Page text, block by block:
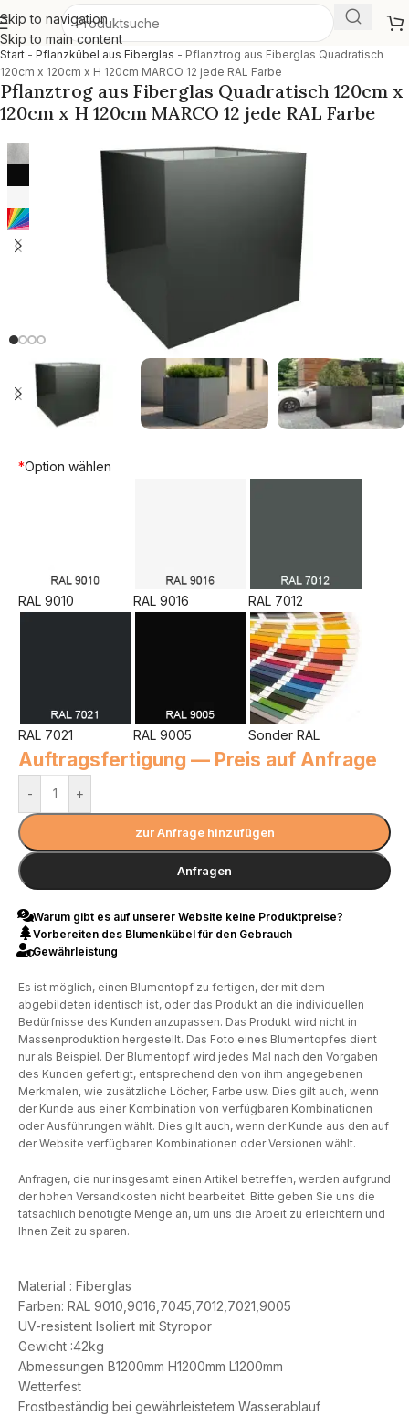
Skip to navigation
Skip to main content
Start - Pflanzkübel aus Fiberglas - Pflanztrog aus Fiberglas Quadratisch
120cm x 120cm x H 120cm MARCO 12 jede RAL Farbe
Pflanztrog aus Fiberglas Quadratisch 120cm x
120cm x H 120cm MARCO 12 jede RAL Farbe
Material : Fiberglas
Farben: RAL 9010,9016,7045,7012,7021,9005
UV-resistent Isoliert mit Styropor
Gewicht :42kg
Abmessungen B1200mm H1200mm L1200mm
Wetterfest
Frostbeständig bei gewährleistetem Wasserablauf
*Option wählen
RAL 9010 RAL 9016 RAL 7012
RAL 7021 RAL 9005 Sonder RAL
Auftragsfertigung — Preis auf Anfrage
- +
zur Anfrage hinzufügen
Anfragen
Warum gibt es auf unserer Website keine Produktpreise?
Vorbereiten des Blumenkübel für den Gebrauch
Gewährleistung
Es ist möglich, einen Blumentopf zu fertigen, der mit dem
abgebildeten identisch ist, oder das Produkt an die individuellen
Bedürfnisse des Kunden anzupassen. Das Produkt wird nicht in
Massenproduktion hergestellt. Das Foto eines Blumentopfes dient
nur als Beispiel. Der Blumentopf wird jedes Mal nach den Vorgaben
des Kunden gefertigt, entsprechend den von ihm angegebenen
Merkmalen, wie zusätzliche Löcher, Farbe usw. Dies gilt auch, wenn
der Kunde aus einer Kombination von verfügbaren Kombinationen
oder Ausführungen wählt. Dies gilt auch, wenn der Kunde aus den auf
der Website verfügbaren Kombinationen oder Versionen wählt.
Anfragen, die nur insgesamt einen Artikel betreffen, werden aufgrund
der hohen Versandkosten nicht bearbeitet. Bitte geben Sie uns die
tatsächlich benötigte Menge an, um uns die Arbeit zu erleichtern und
Ihnen Zeit zu sparen.